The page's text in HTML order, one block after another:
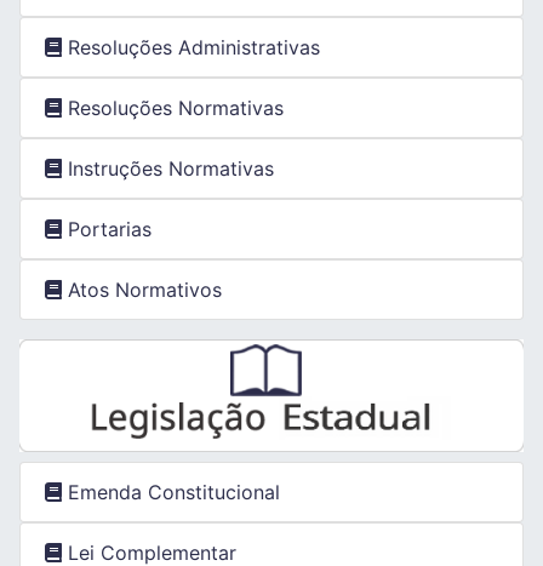
Resoluções Administrativas
Resoluções Normativas
Instruções Normativas
Portarias
Atos Normativos
Emenda Constitucional
Lei Complementar